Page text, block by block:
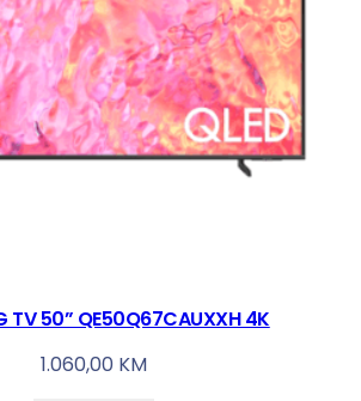
TV 50” QE50Q67CAUXXH 4K
1.060,00 KM